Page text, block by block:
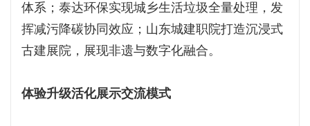
体系；泰达环保实现城乡生活垃圾全量处理，发
挥减污降碳协同效应；山东城建职院打造沉浸式
古建展院，展现非遗与数字化融合。
体验升级活化展示交流模式